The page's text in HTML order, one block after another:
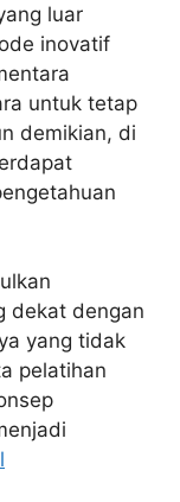
luar
inovatif
untuk tetap
demikian, di
dekat dengan
yang tidak
pelatihan